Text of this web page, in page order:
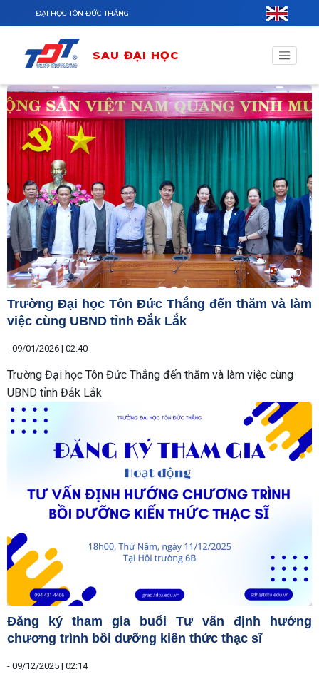
Nhảy đến nội dung
ĐẠI HỌC TÔN ĐỨC THẮNG
SAU ĐẠI HỌC
Trường Đại học Tôn Đức Thắng đến thăm và làm
việc cùng UBND tỉnh Đắk Lắk
- 09/01/2026 | 02:40
Trường Đại học Tôn Đức Thắng đến thăm và làm việc cùng
UBND tỉnh Đắk Lắk
Đăng ký tham gia buổi Tư vấn định hướng
chương trình bồi dưỡng kiến thức thạc sĩ
- 09/12/2025 | 02:14